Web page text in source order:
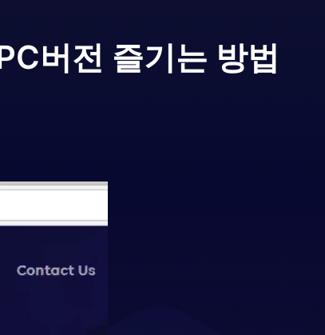
버전 즐기는 방법